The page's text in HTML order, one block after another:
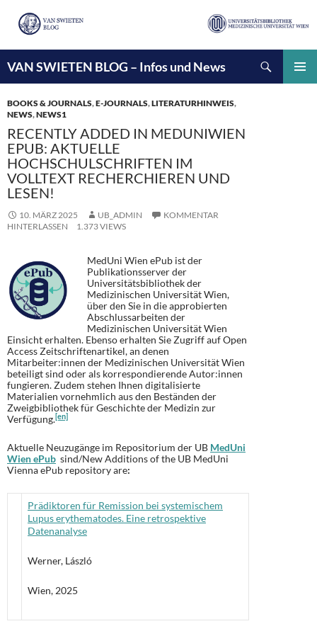
VAN SWIETEN BLOG – Infos und News
INHALT
SPRINGEN
BOOKS & JOURNALS,E-JOURNALS,LITERATURHINWEIS,
NEWS,NEWS1
RECENTLY ADDED IN MEDUNIWIEN
EPUB: AKTUELLE
HOCHSCHULSCHRIFTEN IM
VOLLTEXT RECHERCHIEREN UND
LESEN!
10. MÄRZ 2025 UB_ADMIN
KOMMENTAR
HINTERLASSEN
1.373 VIEWS
MedUni Wien ePub ist der
Publikationsserver der
Universitätsbibliothek der
Medizinischen Universität Wien,
über den Sie in die approbierten
Abschlussarbeiten der
Medizinischen Universität Wien
Einsicht erhalten. Ebenso erhalten Sie Zugriff auf Open
Access Zeitschriftenartikel, an denen
Mitarbeiter:innen der Medizinischen Universität Wien
beteiligt sind oder als korrespondierende Autor:innen
fungieren. Zudem stehen Ihnen digitalisierte
Materialien vornehmlich aus den Beständen der
Zweigbibliothek für Geschichte der Medizin zur
Verfügung.[en]
Aktuelle Neuzugänge im Repositorium der UB MedUni
Wien ePub sind/New Additions of the UB MedUni
Vienna ePub repository are:
Prädiktoren für Remission bei systemischem
Lupus erythematodes. Eine retrospektive
Datenanalyse
Werner, László
Wien, 2025